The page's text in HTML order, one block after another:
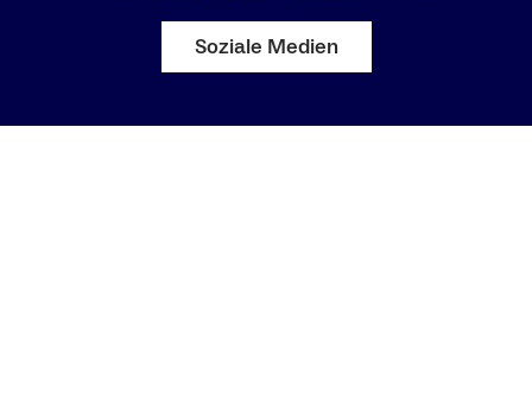
Soziale Medien